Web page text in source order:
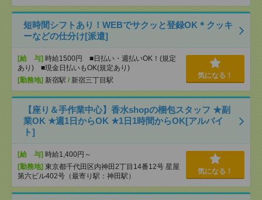
短時間シフトあり！WEBでサクッと登録OK＊クッキ
ーなどの仕分け[派遣]
[給 与] 時給1500円 ■日払い・週払いOK！(規定
あり) ■現金日払いもOK(規定あり)
[勤務地] 新宿駅 / 新宿三丁目駅
気になる！
【座り＆手作業中心】香水shopの梱包スタッフ ★副
業OK ★週1日からOK ★1日1時間からOK[アルバイ
ト]
[給 与] 時給1,400円～
[勤務地] 東京都千代田区内神田2丁目14番12号 星屋
第六ビル402号（最寄り駅：神田駅）
気になる！